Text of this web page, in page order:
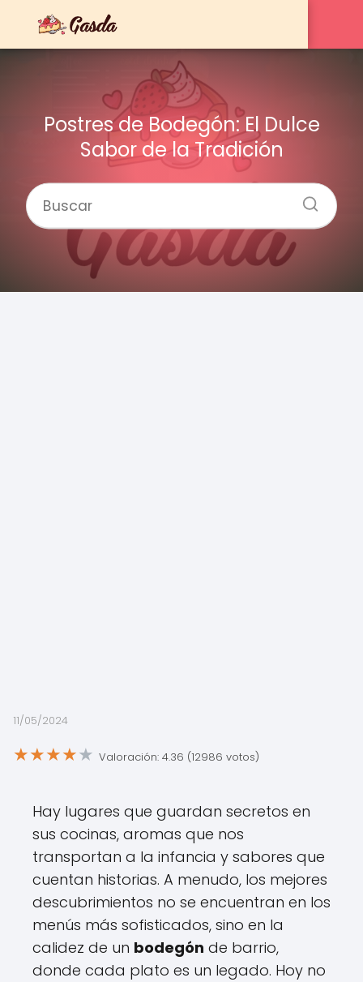
Postres de Bodegón: El Dulce
Sabor de la Tradición
11/05/2024
★★★★★ Valoración: 4.36 (12986 votos)
Hay lugares que guardan secretos en
sus cocinas, aromas que nos
transportan a la infancia y sabores que
cuentan historias. A menudo, los mejores
descubrimientos no se encuentran en los
menús más sofisticados, sino en la
calidez de un bodegón de barrio,
donde cada plato es un legado. Hoy no